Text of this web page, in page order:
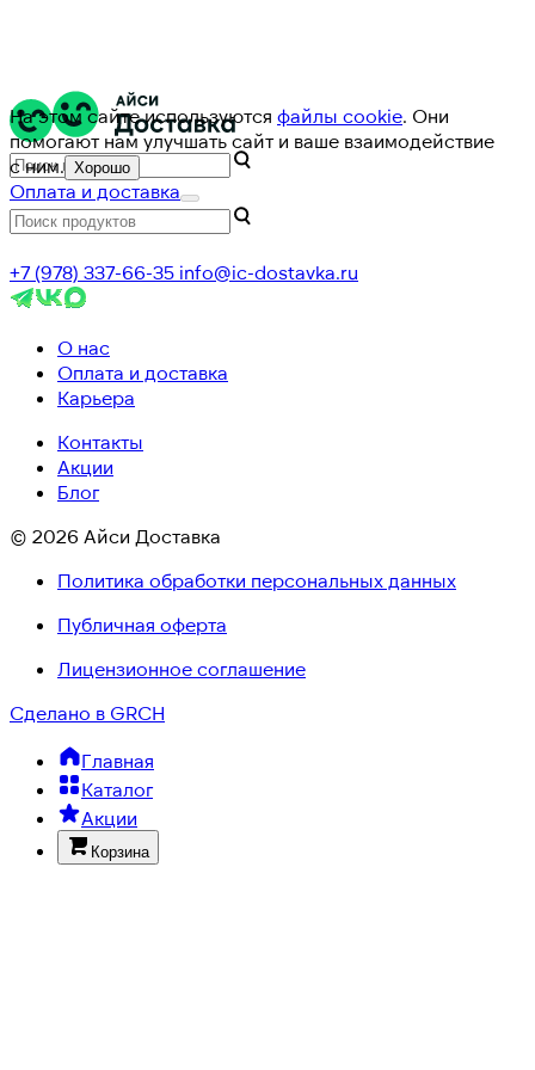
На этом сайте используются файлы cookie. Они
помогают нам улучшать сайт и ваше взаимодействие
с ним. Хорошо
Оплата и доставка
+7 (978) 337-66-35 info@ic-dostavka.ru
О нас
Оплата и доставка
Карьера
Контакты
Акции
Блог
© 2026 Айси Доставка
Политика обработки персональных данных
Публичная оферта
Лицензионное соглашение
Сделано в GRCH
Главная
Каталог
Акции
Корзина